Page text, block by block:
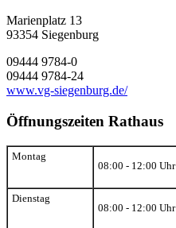
Marienplatz 13
93354 Siegenburg
09444 9784-0
09444 9784-24
www.vg-siegenburg.de/
Öffnungszeiten Rathaus
Montag
08:00 - 12:00 Uhr
Dienstag
08:00 - 12:00 Uhr